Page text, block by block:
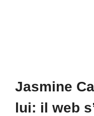
Jasmine
lui: il web